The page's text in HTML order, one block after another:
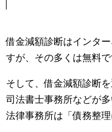
借金減額診断はインタ
すが、その多くは無料で
そして、借金減額診断
司法書士事務所などが
法律事務所は「債務整